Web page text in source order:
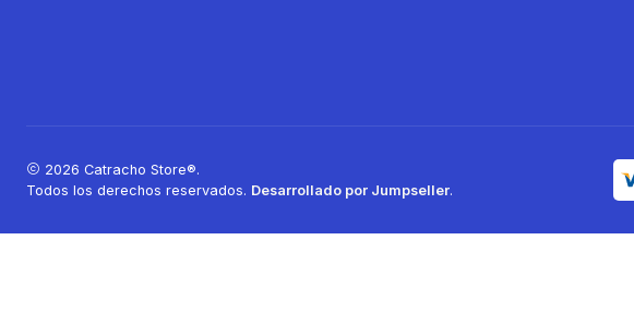
2026 Catracho Store®.
Todos los derechos reservados. Desarrollado por Jumpseller.